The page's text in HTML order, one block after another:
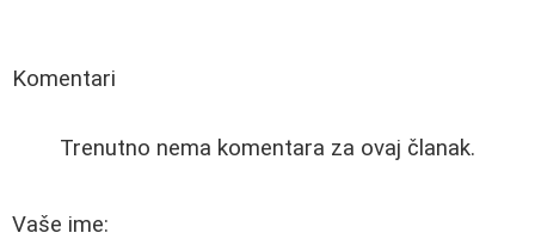
Komentari
Trenutno nema komentara za ovaj članak.
Vaše ime: